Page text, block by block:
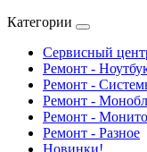
Категории
Сервисный
Ремонт -
Ремонт -
Ремонт -
Ремонт -
Ремонт - Разное
Новинки!